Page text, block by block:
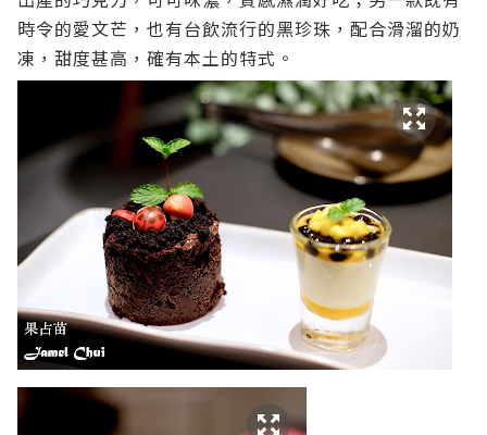
時令的愛文芒，也有台飲流行的黑珍珠，配合滑溜的奶
凍，甜度甚高，確有本土的特式。